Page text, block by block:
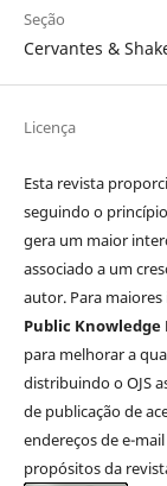
Seção
Cervantes &
Licença
Esta revista
seguindo o
gera um maior
associado a um
autor. Para
Public Knowledge
para melhorar a
distribuindo o OJS
de publicação de
endereços de e-
propósitos da